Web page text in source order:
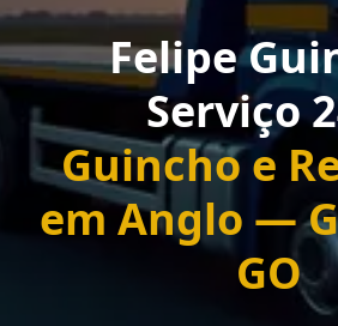
Felipe
Serviço
Guincho e
em Anglo —
GO